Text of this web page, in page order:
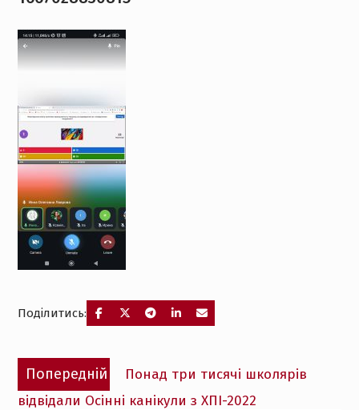
Поділитись:
Навігація
записів
Попередній
Попередній
запис:
Понад три тисячі школярів
відвідали Осінні канікули з ХПІ-2022